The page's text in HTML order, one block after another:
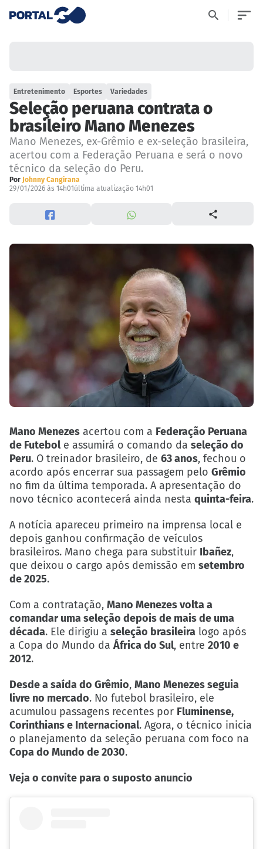
Entretenimento Esportes Variedades
Seleção peruana contrata o
brasileiro Mano Menezes
Mano Menezes, ex-Grêmio e ex-seleção brasileira,
acertou com a Federação Peruana e será o novo
técnico da seleção do Peru.
Por Johnny Cangirana
29/01/2026 às 14h01 última atualização 14h01
Mano Menezes acertou com a Federação Peruana
de Futebole assumirá o comando da seleção do
Peru. O treinador brasileiro, de 63 anos, fechou o
acordo após encerrar sua passagem pelo Grêmio
no fim da última temporada. A apresentação do
novo técnico acontecerá ainda nesta quinta-feira.
A notícia apareceu primeiro na imprensa local e
depois ganhou confirmação de veículos
brasileiros. Mano chega para substituir Ibañez,
que deixou o cargo após demissão em setembro
de 2025.
Com a contratação, Mano Menezes volta a
comandar uma seleção depois de mais de uma
década. Ele dirigiu a seleção brasileira logo após
a Copa do Mundo da África do Sul, entre 2010 e
2012.
Desde a saída do Grêmio, Mano Menezes seguia
livre no mercado. No futebol brasileiro, ele
acumulou passagens recentes por Fluminense,
Corinthians e Internacional. Agora, o técnico inicia
o planejamento da seleção peruana com foco na
Copa do Mundo de 2030.
Veja o convite para o suposto anuncio